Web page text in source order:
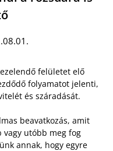
felületet elő
folyamatot jelenti,
és száradását.
beavatkozás, amit
vagy utóbb meg fog
annak, hogy egyre